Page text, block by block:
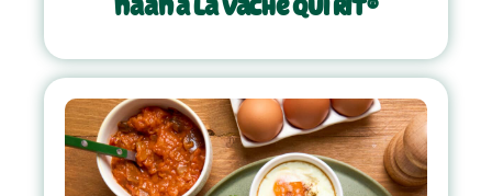
naan à La Vache Qui Rit®